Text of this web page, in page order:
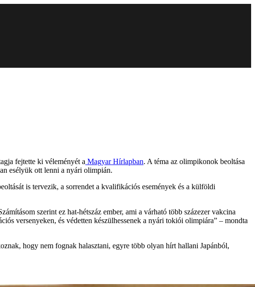
fejtette ki véleményét a Magyar Hírlapban. A téma az olimpikonok beoltása
esélyük ott lenni a nyári olimpián.
is tervezik, a sorrendet a kvalifikációs események és a külföldi
szerint ez hat-hétszáz ember, ami a várható több százezer vakcina
versenyeken, és védetten készülhessenek a nyári tokiói olimpiára” – mondta
hogy nem fognak halasztani, egyre több olyan hírt hallani Japánból,